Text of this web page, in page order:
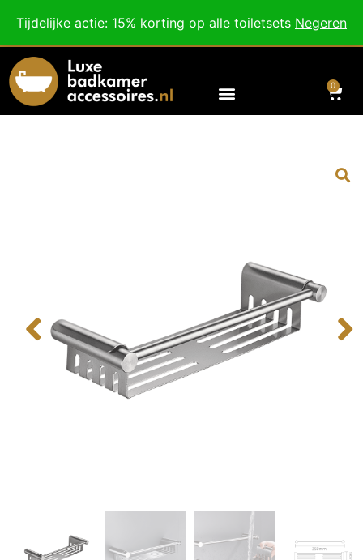
Tijdelijke actie: 15% korting op alle toiletsets Negeren
Voor 18:00 besteld, morgen in huis!
0